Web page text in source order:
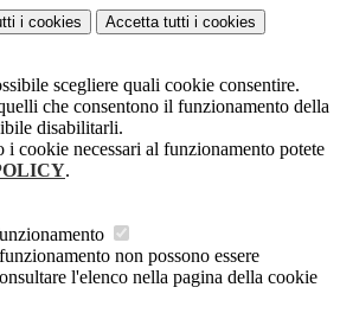
i cookies Accetta tutti i cookies
scegliere quali cookie consentire.
che consentono il funzionamento della
disabilitarli.
i cookie necessari al funzionamento potete
.
non possono essere
l'elenco nella pagina della cookie